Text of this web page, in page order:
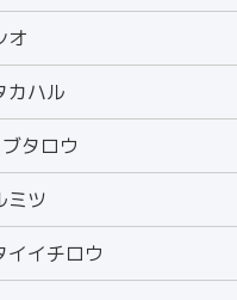
オ
カハル
タロウ
ミツ
イイチロウ